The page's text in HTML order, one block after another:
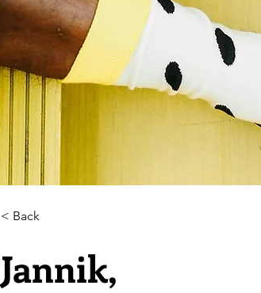
< Back
Jannik,